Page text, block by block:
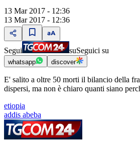
13 Mar 2017 - 12:36
13 Mar 2017 - 12:36
Segui suSeguici su
whatsapp discover
E' salito a oltre 50 morti il bilancio della
dispersi, ma non è chiaro quanti siano
etiopia
addis abeba